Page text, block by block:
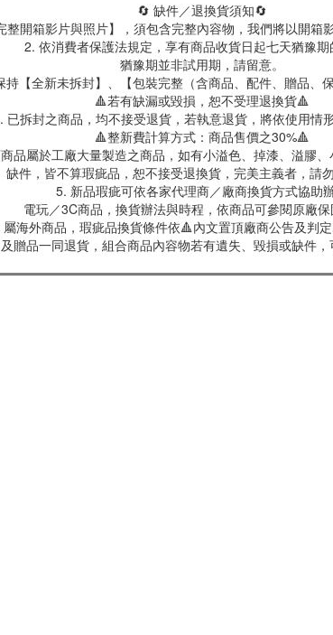
🔄 缺件／退換貨須知🔄
開箱影片與照片】，須包含完整內容物，我們將以開箱
2. 依消費者保護法規定，享有商品收貨日起七天猶豫期
猶豫期並非試用期，請留意。
持【全新未拆封】、【包裝完整（含商品、配件、贈品、
🔺若有缺漏或毀損，恕不受理退換貨🔺
已拆封之商品，均不接受退貨，若執意退貨，將依使用情
🔺整新費計算方式：商品售價之30%🔺
品屬於工廠大量製造之商品，如有小溢色、掉漆、溢膠、
缺件，皆不算瑕疵品，恕不接受退換貨，完美主義者，請
5. 新品瑕疵可依各家代理商／廠商換貨方式協助
電玩／3C商品，換貨辦法與時程，依商品可參閱原廠保
海外商品，瑕疵品換貨條件依🔺內文置頂廠商公告及判
品一同退貨，組合商品內容物若有遺失、毀損或缺件